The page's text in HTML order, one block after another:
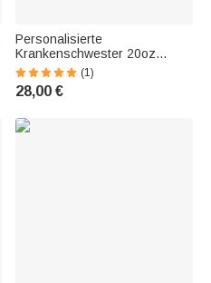
Personalisierte
Krankenschwester 20oz
gerade Skinny Becher mit
Strohhalm Geschenk für Arzt
Krankenschwester Apotheker
(1)
28,00 €